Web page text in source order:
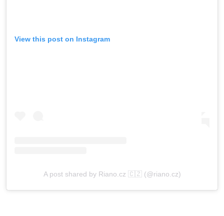
View this post on Instagram
A post shared by Riano.cz 🇨🇿 (@riano.cz)